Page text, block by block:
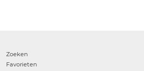
Zoeken
Favorieten